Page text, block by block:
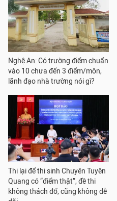
Nghệ An: Có trường điểm chuẩn
vào 10 chưa đến 3 điểm/môn,
lãnh đạo nhà trường nói gì?
Thi lại để thi sinh Chuyên Tuyên
Quang có “điểm thật”, đề thi
không thách đố, cũng không dễ